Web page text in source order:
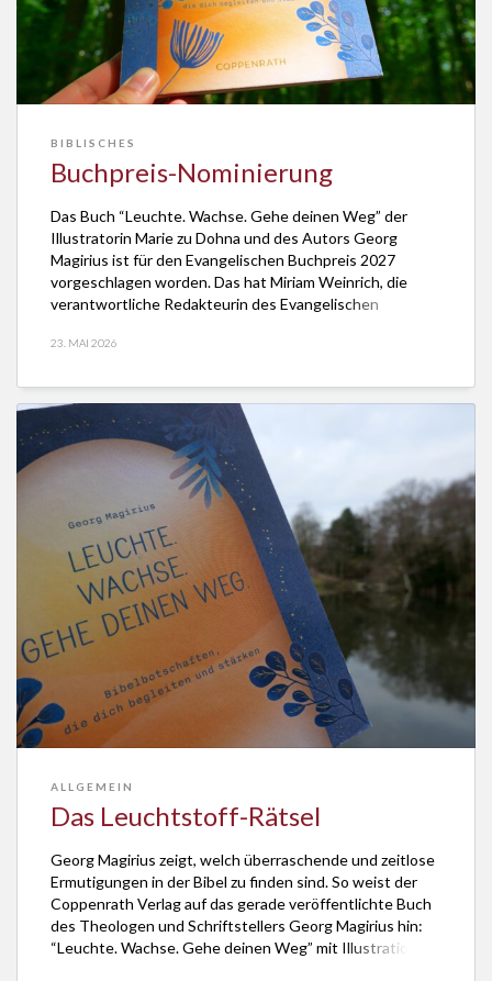
BIBLISCHES
Buchpreis-Nominierung
Das Buch “Leuchte. Wachse. Gehe deinen Weg” der
Illustratorin Marie zu Dohna und des Autors Georg
Magirius ist für den Evangelischen Buchpreis 2027
vorgeschlagen worden. Das hat Miriam Weinrich, die
verantwortliche Redakteurin des Evangelischen
2026 mitgeteilt. Das Buch platziert zehn grundlegende
23. MAI 2026
ALLGEMEIN
Das Leuchtstoff-Rätsel
Georg Magirius zeigt, welch überraschende und zeitlose
Ermutigungen in der Bibel zu finden sind. So weist der
Coppenrath Verlag auf das gerade veröffentlichte Buch
des Theologen und Schriftstellers Georg Magirius hin:
“Leuchte. Wachse. Gehe deinen Weg” mit Illustrationen